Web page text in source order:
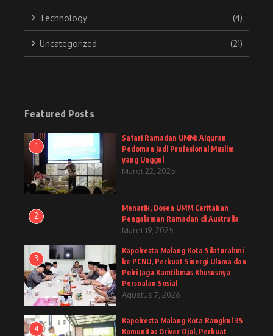
Technology (4)
Uncategorized (21)
Featured Posts
1
Safari Ramadan UMM: Alquran
Pedoman Jadi Profesional Muslim
yang Unggul
Maret 22, 2025
2
Menarik, Dosen UMM Ceritakan
Pengalaman Ramadan di Australia
Maret 19, 2025
3
Kapolresta Malang Kota Silaturahmi
ke PCNU, Perkuat Sinergi Ulama dan
Polri Jaga Kamtibmas Khususnya
Persoalan Sosial
Agustus 7, 2026
4
Kapolresta Malang Kota Rangkul 35
Komunitas Driver Ojol, Perkuat